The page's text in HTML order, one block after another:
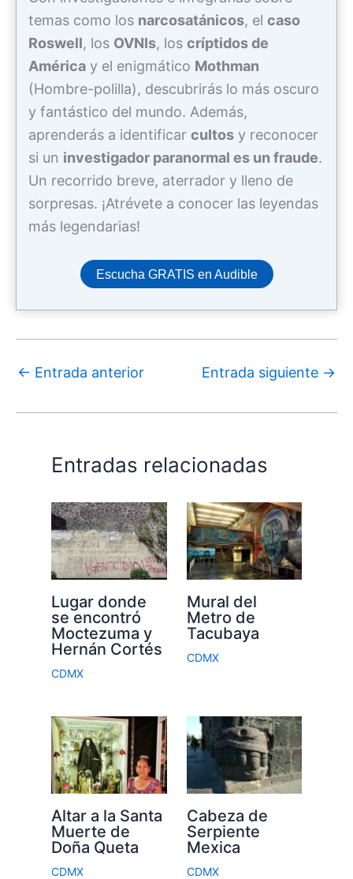
temas como los narcosatánicos, el caso
Roswell, los OVNIs, los críptidos de
América y el enigmático Mothman
(Hombre-polilla), descubrirás lo más oscuro
y fantástico del mundo. Además,
aprenderás a identificar cultos y reconocer
si un investigador paranormal es un fraude.
Un recorrido breve, aterrador y lleno de
sorpresas. ¡Atrévete a conocer las leyendas
más legendarias!
Escucha GRATIS en Audible
← Entrada anterior Entrada siguiente →
Entradas relacionadas
Lugar donde
se encontró
Moctezuma y
Hernán Cortés
CDMX
Mural del
Metro de
Tacubaya
CDMX
Altar a la Santa
Muerte de
Doña Queta
CDMX
Cabeza de
Serpiente
Mexica
CDMX